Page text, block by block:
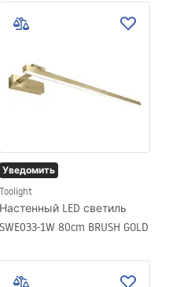
Уведомить
Toolight
Настенный LED светиль
SWE033-1W 80cm BRUSH GOLD